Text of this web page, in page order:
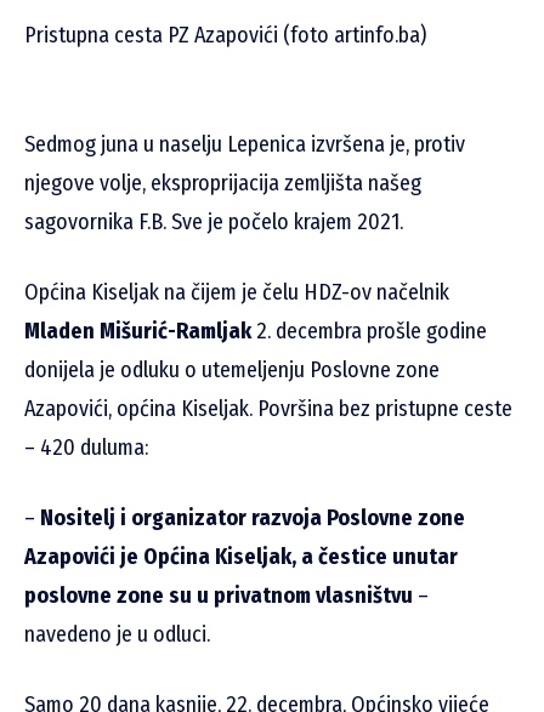
Pristupna cesta PZ Azapovići (foto artinfo.ba)
Sedmog juna u naselju Lepenica izvršena je, protiv
njegove volje, eksproprijacija zemljišta našeg
sagovornika F.B. Sve je počelo krajem 2021.
Općina Kiseljak na čijem je čelu HDZ-ov načelnik
Mladen Mišurić-Ramljak2. decembra prošle godine
donijela je odluku o utemeljenju Poslovne zone
Azapovići, općina Kiseljak. Površina bez pristupne ceste
– 420 duluma:
– Nositelj i organizator razvoja Poslovne zone
Azapovići je Općina Kiseljak, a čestice unutar
poslovne zone su u privatnom vlasništvu –
navedeno je u odluci.
Samo 20 dana kasnije, 22. decembra, Općinsko vijeće